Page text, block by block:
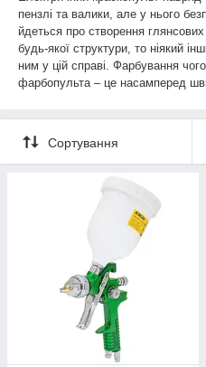
пензлі та валики, але у нього
йдеться про створення
будь-якої структури, то ніякий
ним у цій справі. Фарбування
фарбопульта – це насамперед
Сортування